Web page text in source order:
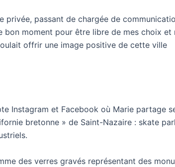
privée, passant de chargée de
bon moment pour être libre de mes choix et
offrir une image positive de cette ville
Instagram et Facebook où Marie partage
bretonne » de Saint-Nazaire : skate
des verres gravés représentant des